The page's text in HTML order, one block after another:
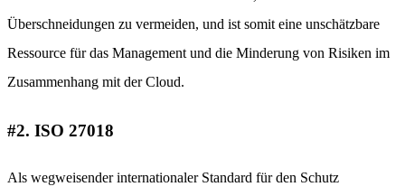
Überschneidungen zu vermeiden, und ist somit eine unschätzbare
Ressource für das Management und die Minderung von Risiken im
Zusammenhang mit der Cloud.
#2. ISO 27018
Als wegweisender internationaler Standard für den Schutz